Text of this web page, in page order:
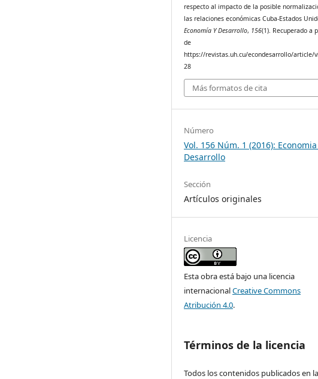
respecto al impacto de la posible
las relaciones económicas Cuba-Estados
Economía Y Desarrollo, 156(1). Recuperado a
de
https://revistas.uh.cu/econdesarrollo/article/
28
Más formatos de cita
Número
Vol. 156 Núm. 1 (2016):
Desarrollo
Sección
Artículos originales
Licencia
Esta obra está bajo una licencia
internacionalCreative Commons
Atribución 4.0.
Términos de la licencia
Todos los contenidos publicados en la